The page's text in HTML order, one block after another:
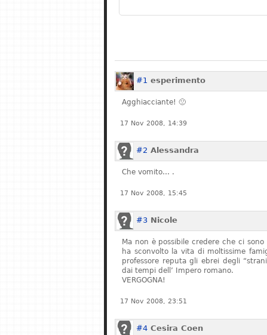
#1 esperimento
Agghiacciante! 🙁
17 Nov 2008, 14:39
#2 Alessandra
Che vomito… .
17 Nov 2008, 15:45
#3 Nicole
Ma non è possibile credere che ci
ha sconvolto la vita di moltissime
professore reputa gli ebrei degli
dai tempi dell’ Impero romano.
VERGOGNA!
17 Nov 2008, 23:51
#4 Cesira Coen